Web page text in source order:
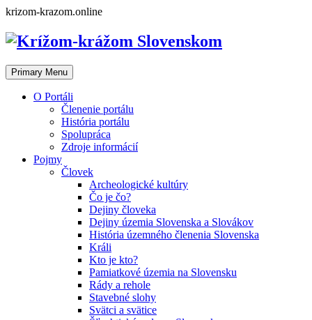
Skip
content
krizom-krazom.online
Primary Menu
O Portáli
Členenie portálu
História portálu
Spolupráca
Zdroje informácií
Pojmy
Človek
Archeologické kultúry
Čo je čo?
Dejiny človeka
Dejiny územia Slovenska a Slovákov
História územného členenia Slovenska
Králi
Kto je kto?
Pamiatkové územia na Slovensku
Rády a rehole
Stavebné slohy
Svätci a svätice